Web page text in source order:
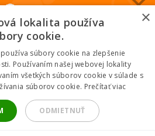
spracovaním osobných údajov na účely
• Všetky práva vyhradené
🏆
2 % cashback. Členstvo zadarmo.
klubové ceny
so zásadami spracovania údajov.
×
lokalita používa
cookie.
súbory cookie na zlepšenie
Používaním našej webovej lokality
všetkých súborov cookie v súlade s
súborov cookie. Prečítať viac
ODMIETNUŤ